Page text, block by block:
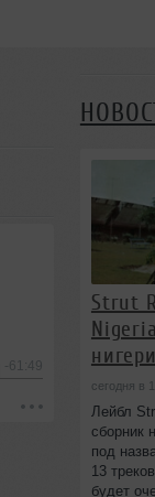
-61:49
Strut
сегодня в
Лейбл
сборник
под
13
будет